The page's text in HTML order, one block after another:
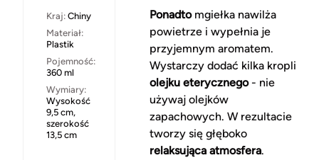
Kraj: Chiny
Materiał:
Plastik
Pojemność:
360 ml
Wymiary:
Wysokość
9,5 cm,
szerokość
13,5 cm
Ponadtomgiełka nawilża
powietrze i wypełnia je
przyjemnym aromatem.
Wystarczy dodać kilka kropli
olejku eterycznego- nie
używaj olejków
zapachowych. W rezultacie
tworzy się głęboko
relaksująca atmosfera.